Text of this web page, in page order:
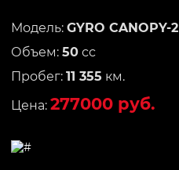
Модель: GYRO CANOPY-2
Объем: 50 сс
Пробег: 11 355 км.
Цена: 277000 руб.